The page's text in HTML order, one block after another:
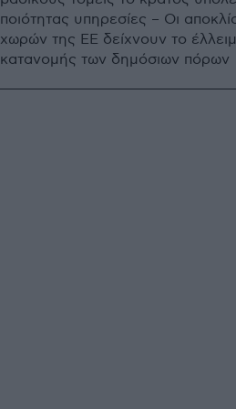
ποιότητας υπηρεσίες – Οι
χωρών της ΕΕ δείχνουν το
κατανομής των δημόσιων πόρων